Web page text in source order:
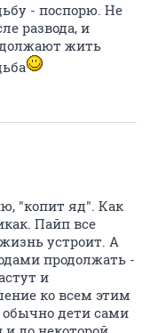
- поспорю. Не
развода, и
жить
"копит яд". Как
Пайп все
устроит. А
продолжать -
и
ко всем этим
обычно дети сами